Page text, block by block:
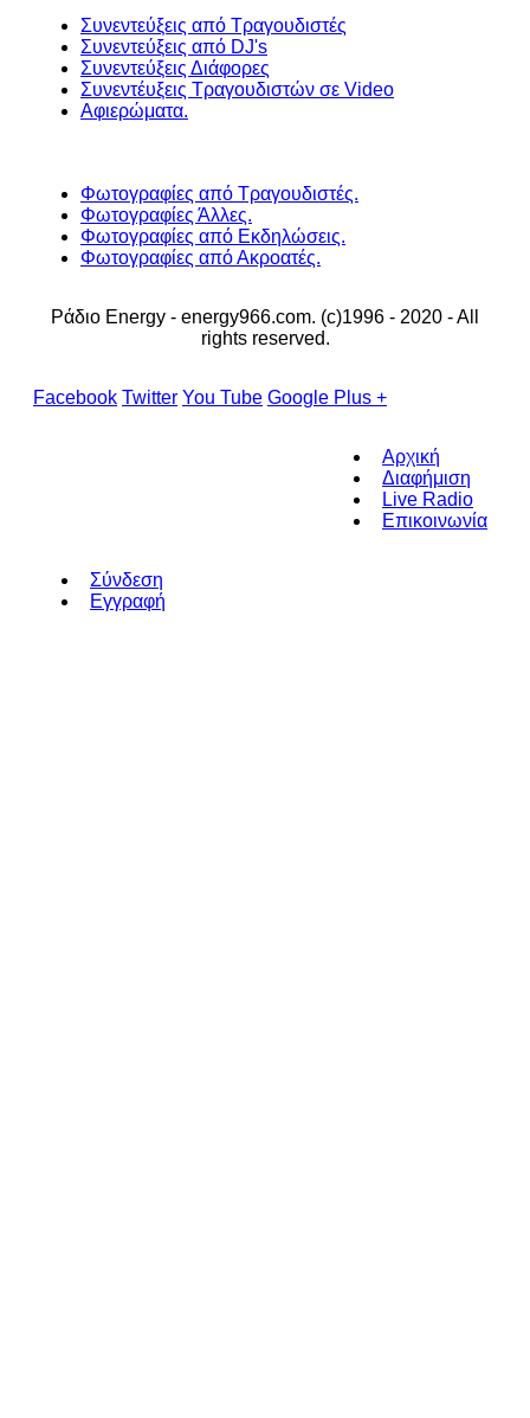
Συνεντεύξεις από Τραγουδιστές
Συνεντεύξεις από DJ's
Συνεντεύξεις Διάφορες
Συνεντέυξεις Τραγουδιστών σε Video
Αφιερώματα.
Φωτογραφίες από Τραγουδιστές.
Φωτογραφίες Άλλες.
Φωτογραφίες από Εκδηλώσεις.
Φωτογραφίες από Ακροατές.
Ράδιο Energy - energy966.com. (c)1996 - 2020 - All
rights reserved.
Facebook Twitter You Tube Google Plus +
Αρχική
Διαφήμιση
Live Radio
Επικοινωνία
Σύνδεση
Εγγραφή